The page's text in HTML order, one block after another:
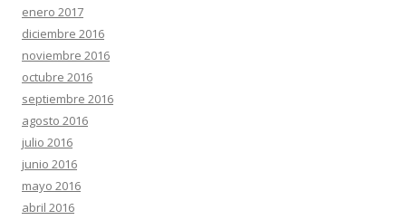
enero 2017
diciembre 2016
noviembre 2016
octubre 2016
septiembre 2016
agosto 2016
julio 2016
junio 2016
mayo 2016
abril 2016